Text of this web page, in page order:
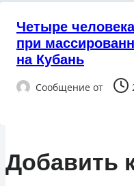
Четыре
при
на Кубань
Сообщение от
Добавить